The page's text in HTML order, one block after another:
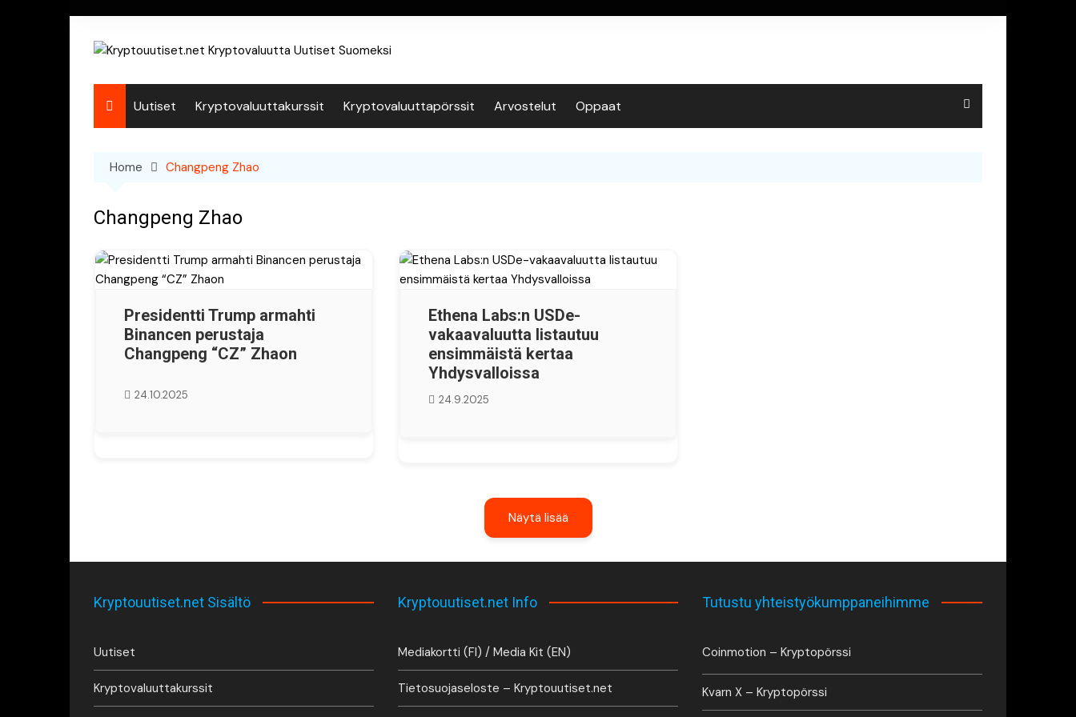
Uutiset Kryptovaluuttakurssit Kryptovaluuttapörssit Arvostelut Oppaat
Home Changpeng Zhao
Changpeng Zhao
Presidentti Trump armahti
Binancen perustaja
Changpeng “CZ” Zhaon
24.10.2025
Ethena Labs:n USDe-
vakaavaluutta listautuu
ensimmäistä kertaa
Yhdysvalloissa
24.9.2025
Näytä lisää
Kryptouutiset.net Sisältö
Uutiset
Kryptovaluuttakurssit
Kryptouutiset.net Info
Mediakortti (FI) / Media Kit (EN)
Tietosuojaseloste – Kryptouutiset.net
Tutustu yhteistyökumppaneihimme
Coinmotion – Kryptopörssi
Kvarn X – Kryptopörssi